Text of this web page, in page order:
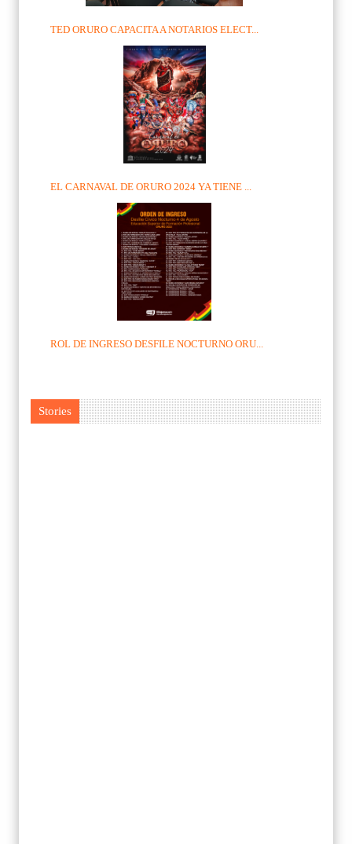
TED ORURO CAPACITA A NOTARIOS ELECT...
EL CARNAVAL DE ORURO 2024 YA TIENE ...
ROL DE INGRESO DESFILE NOCTURNO ORU...
Stories